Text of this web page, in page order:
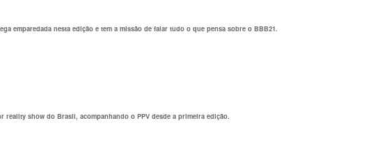
emparedada nesta edição e tem a missão de falar tudo o que pensa sobre o BBB21.
show do Brasil, acompanhando o PPV desde a primeira edição.